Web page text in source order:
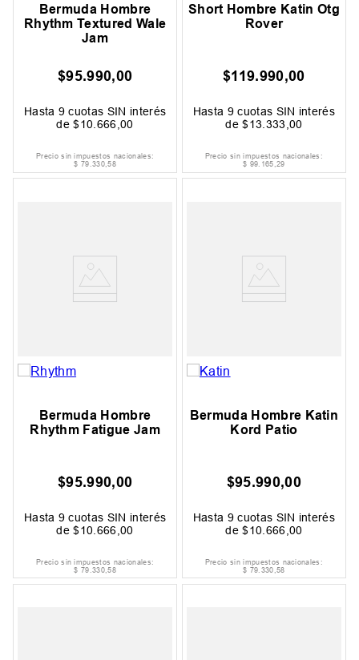
Bermuda Hombre
Rhythm Textured Wale
Jam
$95.990,00
Hasta 9 cuotas SIN interés
de$10 666 ,00
Precio sin impuestos nacionales:
$ 79.330,58
Short Hombre Katin Otg
Rover
$119.990,00
Hasta 9cuotas SIN interés
de$13 333 00
Precio sin impuestos nacionales:
$ 99. 165,29
Bermuda Hombre
Rhythm Fatigue Jam
$95.990,00
Hasta 9 cuotas SIN interés
de$10 666 ,00
Precio sin impuestos nacionales:
$ 79.330,58
Bermuda Hombre Katin
Kord Patio
$95.990,00
Hasta 9cuotas SIN interés
de$10 666 00
Precio sin impuestos nacionales:
$ 79.330,58